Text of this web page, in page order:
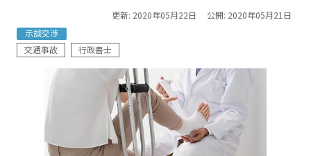
更新: 2020年05月22日 公開: 2020年05月21日
示談交渉
交通事故
行政書士